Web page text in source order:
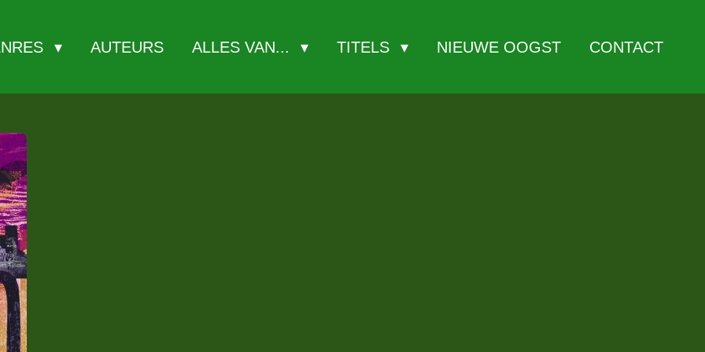
AUTEURS ALLES VAN... TITELS NIEUWE OOGST CONTACT